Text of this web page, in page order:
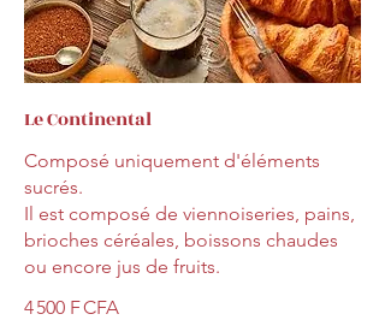
Le Continental
Composé uniquement d'éléments
sucrés.
Il est composé de viennoiseries, pains,
brioches céréales, boissons chaudes
ou encore jus de fruits.
4 500 F CFA